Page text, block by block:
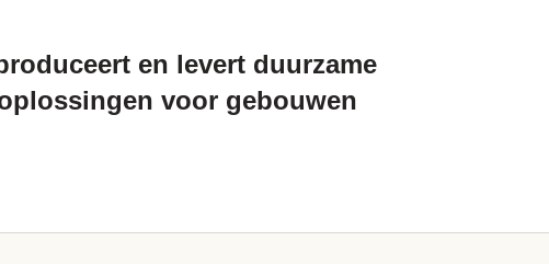
en levert duurzame
voor gebouwen